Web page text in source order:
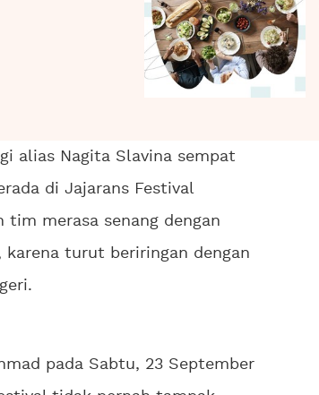
alias Nagita Slavina sempat
di Jajarans Festival
tim merasa senang dengan
karena turut beriringan dengan
pada Sabtu, 23 September